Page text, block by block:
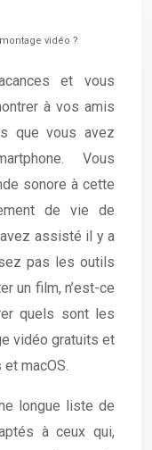
vidéo ?
et vous
à vos amis
que vous avez
Vous
sonore à cette
de vie de
assisté il y a
pas les outils
un film, n’est-ce
quels sont les
vidéo gratuits et
macOS.
longue liste de
à ceux qui,